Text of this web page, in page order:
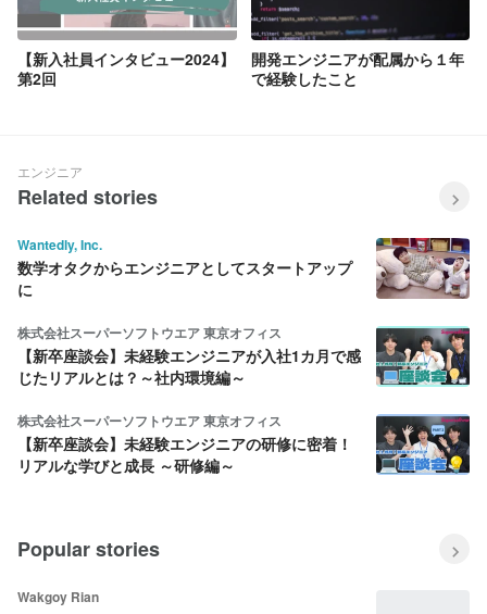
【新入社員インタビュー2024】
第2回
開発エンジニアが配属から１年
で経験したこと
エンジニア
Related stories
Wantedly, Inc.
数学オタクからエンジニアとしてスタートアップ
に
株式会社スーパーソフトウエア 東京オフィス
【新卒座談会】未経験エンジニアが入社1カ月で感
じたリアルとは？～社内環境編～
株式会社スーパーソフトウエア 東京オフィス
【新卒座談会】未経験エンジニアの研修に密着！
リアルな学びと成長 ～研修編～
Popular stories
Wakgoy Rian